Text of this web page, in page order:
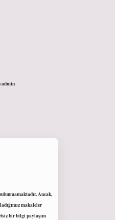
admin
Ancak,
makaleler
bir bilgi paylaşım